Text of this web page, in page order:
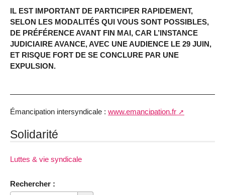
IL EST IMPORTANT DE PARTICIPER RAPIDEMENT,
SELON LES MODALITÉS QUI VOUS SONT POSSIBLES,
DE PRÉFÉRENCE AVANT FIN MAI, CAR L’INSTANCE
JUDICIAIRE AVANCE, AVEC UNE AUDIENCE LE 29 JUIN,
ET RISQUE FORT DE SE CONCLURE PAR UNE
EXPULSION.
Émancipation intersyndicale : www.emancipation.fr
Solidarité
Luttes & vie syndicale
Rechercher :